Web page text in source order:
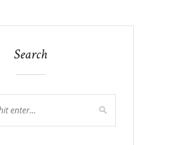
Search